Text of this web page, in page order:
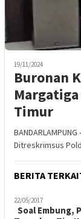
19/11/2024
Buronan
Timur
Ditreskrimsus
BERITA
22/05/2017
Soal Embung,